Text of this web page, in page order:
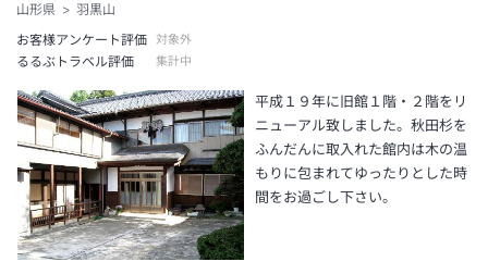
山形県
羽黒山
お客様アンケート評価
対象外
るるぶトラベル評価 集計中
平成１９年に旧館１階・２階をリ
ニューアル致しました。秋田杉を
ふんだんに取入れた館内は木の温
もりに包まれてゆったりとした時
間をお過ごし下さい。